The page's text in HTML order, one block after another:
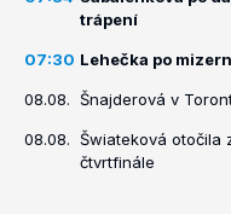
trápení
07:30 Lehečka po
08.08. Šnajderová v
08.08. Šwiateková otočila
čtvrtfinále